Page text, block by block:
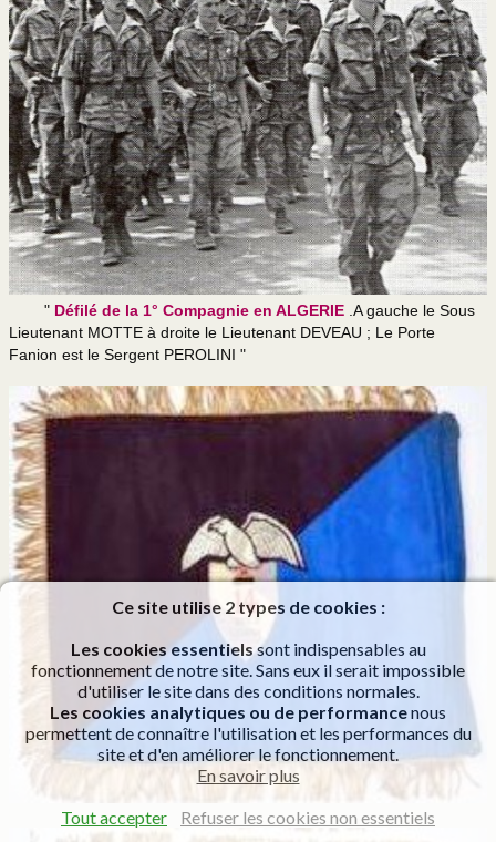
Ce site utilise 2 types de cookies :
Les cookies essentielssont indispensables au
fonctionnement de notre site. Sans eux il serait impossible
d'utiliser le site dans des conditions normales.
Les cookies analytiques ou de performancenous
permettent de connaître l'utilisation et les performances du
site et d'en améliorer le fonctionnement.
En savoir plus
Tout accepter
Refuser les cookies non essentiels
" Défilé de la 1° Compagnie en ALGERIE .A gauche le Sous
Lieutenant MOTTE à droite le Lieutenant DEVEAU ; Le Porte
Fanion est le Sergent PEROLINI "